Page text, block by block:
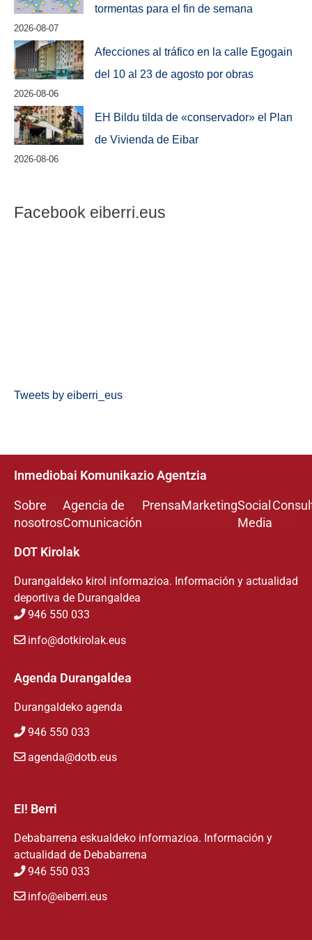
tormentas para el fin de semana
2026-08-07
Afecciones al tráfico en la calle Egogain
del 10 al 23 de agosto por obras
2026-08-06
EH Bildu tilda de «conservador» el Plan
de Vivienda de Eibar
2026-08-06
Facebook eiberri.eus
Tweets by eiberri_eus
Inmediobai Komunikazio Agentzia
Sobre
nosotros
Agencia de
Comunicación
PrensaMarketingSocial
Media
DOT Kirolak
Durangaldeko kirol informazioa. Información y actualidad
deportiva de Durangaldea
946 550 033
info@dotkirolak.eus
Agenda Durangaldea
Durangaldeko agenda
946 550 033
agenda@dotb.eus
EI! Berri
Debabarrena eskualdeko informazioa. Información y
actualidad de Debabarrena
946 550 033
info@eiberri.eus